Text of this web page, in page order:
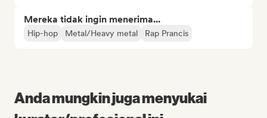
Mereka tidak ingin menerima...
Hip-hop Metal/Heavy metal Rap Prancis
Anda mungkin juga menyukai